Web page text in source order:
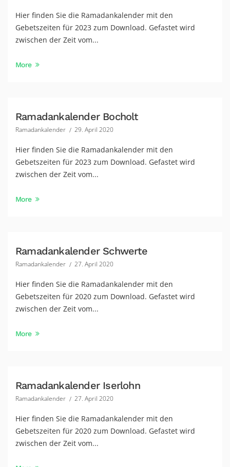
Hier finden Sie die Ramadankalender mit den
Gebetszeiten für 2023 zum Download. Gefastet wird
zwischen der Zeit vom...
More
Ramadankalender Bocholt
Ramadankalender 29. April 2020
Hier finden Sie die Ramadankalender mit den
Gebetszeiten für 2023 zum Download. Gefastet wird
zwischen der Zeit vom...
More
Ramadankalender Schwerte
Ramadankalender 27. April 2020
Hier finden Sie die Ramadankalender mit den
Gebetszeiten für 2020 zum Download. Gefastet wird
zwischen der Zeit vom...
More
Ramadankalender Iserlohn
Ramadankalender 27. April 2020
Hier finden Sie die Ramadankalender mit den
Gebetszeiten für 2020 zum Download. Gefastet wird
zwischen der Zeit vom...